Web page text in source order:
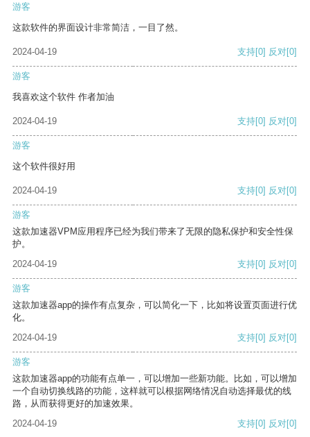
游客
这款软件的界面设计非常简洁，一目了然。
2024-04-19 支持[0] 反对[0]
游客
我喜欢这个软件 作者加油
2024-04-19 支持[0] 反对[0]
游客
这个软件很好用
2024-04-19 支持[0] 反对[0]
游客
这款加速器VPM应用程序已经为我们带来了无限的隐私保护和安全性保
护。
2024-04-19
支持[0] 反对[0]
游客
这款加速器app的操作有点复杂，可以简化一下，比如将设置页面进行优
化。
2024-04-19
支持[0] 反对[0]
游客
这款加速器app的功能有点单一，可以增加一些新功能。比如，可以增加
一个自动切换线路的功能，这样就可以根据网络情况自动选择最优的线
路，从而获得更好的加速效果。
2024-04-19
支持[0] 反对[0]